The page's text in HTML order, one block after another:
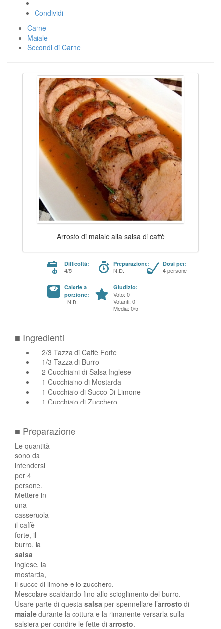
Condividi
Carne
Maiale
Secondi di Carne
Arrosto di maiale alla salsa di caffè
Difficoltá:
4/5
Preparazione:
N.D.
Dosi per:
4 persone
Calorie a
porzione:
N.D.
Giudizio:
Voto: 0
Votanti: 0
Media: 0/5
■ Ingredienti
2/3 Tazza di Caffè Forte
1/3 Tazza di Burro
2 Cucchiaini di Salsa Inglese
1 Cucchiaino di Mostarda
1 Cucchiaio di Succo Di Limone
1 Cucchiaio di Zucchero
■ Preparazione
Le quantità
sono da
intendersi
per 4
persone.
Mettere in
una
casseruola
il caffè
forte, il
burro, la
salsa
inglese, la
mostarda,
il succo di limone e lo zucchero.
Mescolare scaldando fino allo scioglimento del burro.
Usare parte di questa salsa per spennellare l’arrosto di
maiale durante la cottura e la rimanente versarla sulla
salsiera per condire le fette di arrosto.